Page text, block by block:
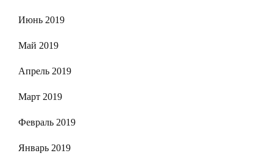
Июнь 2019
Май 2019
Апрель 2019
Март 2019
Февраль 2019
Январь 2019